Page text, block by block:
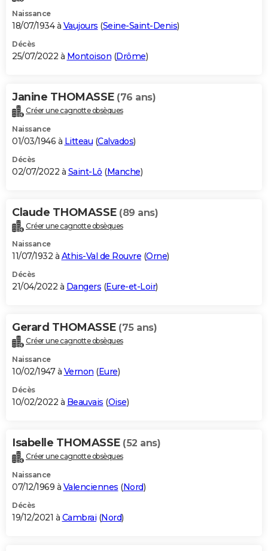
Naissance
18/07/1934 à Vaujours (Seine-Saint-Denis)
Décès
25/07/2022 à Montoison (Drôme)
Janine THOMASSE (76 ans)
Créer une cagnotte obsèques
Naissance
01/03/1946 à Litteau (Calvados)
Décès
02/07/2022 à Saint-Lô (Manche)
Claude THOMASSE (89 ans)
Créer une cagnotte obsèques
Naissance
11/07/1932 à Athis-Val de Rouvre (Orne)
Décès
21/04/2022 à Dangers (Eure-et-Loir)
Gerard THOMASSE (75 ans)
Créer une cagnotte obsèques
Naissance
10/02/1947 à Vernon (Eure)
Décès
10/02/2022 à Beauvais (Oise)
Isabelle THOMASSE (52 ans)
Créer une cagnotte obsèques
Naissance
07/12/1969 à Valenciennes (Nord)
Décès
19/12/2021 à Cambrai (Nord)